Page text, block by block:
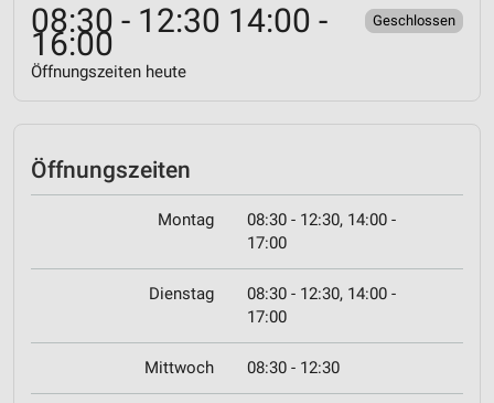
08:30 - 12:30 14:00 -
16:00
Geschlossen
Öffnungszeiten heute
Öffnungszeiten
Montag
08:30 - 12:30, 14:00 -
17:00
Dienstag
08:30 - 12:30, 14:00 -
17:00
Mittwoch 08:30 - 12:30